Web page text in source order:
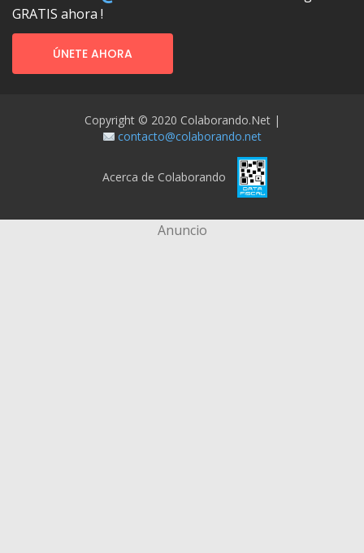
GRATIS ahora !
ÚNETE AHORA
Copyright © 2020 Colaborando.net |
contacto@colaborando.net
Acerca de Colaborando
Anuncio